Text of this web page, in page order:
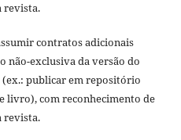
revista.
contratos adicionais
não-exclusiva da versão do
publicar em repositório
livro), com reconhecimento de
revista.